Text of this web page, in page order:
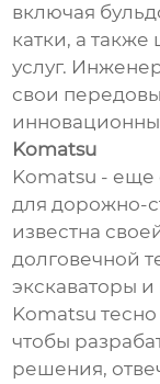
включая
катки, а
услуг.
свои
Komatsu
Komatsu - еще
для дорожно-
известна
долговечной
экскаваторы
Komatsu
чтобы
решения,